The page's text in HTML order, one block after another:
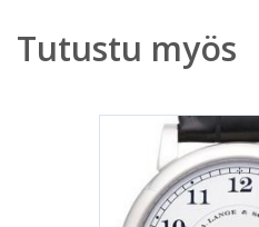
Tutustu myös